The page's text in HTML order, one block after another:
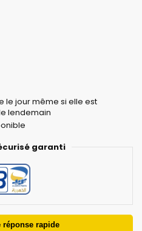
le jour même si elle est
lendemain
garanti
réponse rapide